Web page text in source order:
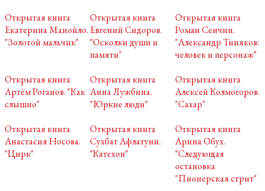
Открытая книга
Екатерина Манойло.
"Золотой мальчик"
Открытая книга
Евгений Сидоров.
"Осколки души и
памяти"
Открытая книга
Роман Сенчин.
"Александр Тиняков:
человек и персонаж"
Открытая книга
Артём Роганов. "Как
слышно"
Открытая книга
Анна Лужбина.
"Юркие люди"
Открытая книга
Алексей Колмогоров.
"Сахар"
Открытая книга
Анастасия Носова.
"Цирк"
Открытая книга
Сухбат Афлатуни.
"Катехон"
Открытая книга
Арина Обух.
"Следующая
остановка
"Пионерская стрит"